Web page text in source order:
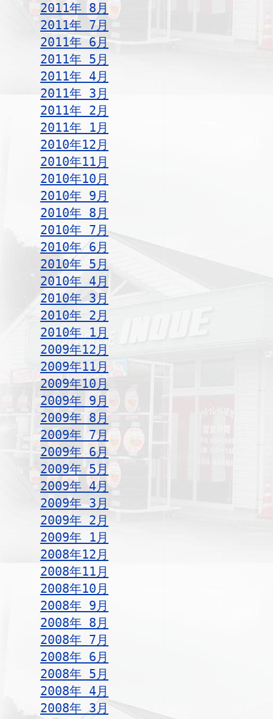
2011年 8月
2011年 7月
2011年 6月
2011年 5月
2011年 4月
2011年 3月
2011年 2月
2011年 1月
2010年12月
2010年11月
2010年10月
2010年 9月
2010年 8月
2010年 7月
2010年 6月
2010年 5月
2010年 4月
2010年 3月
2010年 2月
2010年 1月
2009年12月
2009年11月
2009年10月
2009年 9月
2009年 8月
2009年 7月
2009年 6月
2009年 5月
2009年 4月
2009年 3月
2009年 2月
2009年 1月
2008年12月
2008年11月
2008年10月
2008年 9月
2008年 8月
2008年 7月
2008年 6月
2008年 5月
2008年 4月
2008年 3月